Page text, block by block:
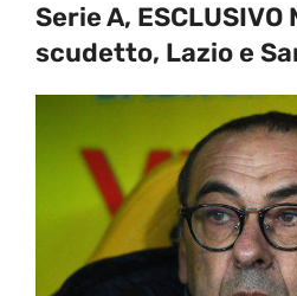
Serie A, ESCLUSIVO
scudetto, Lazio e